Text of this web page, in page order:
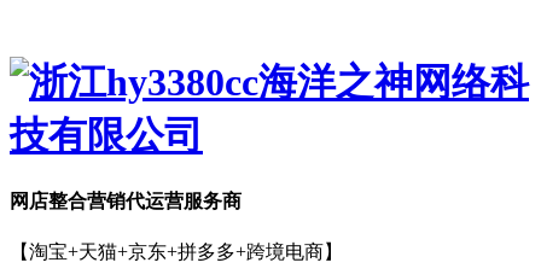
网店整合营销代运营服务商
【淘宝+天猫+京东+拼多多+跨境电商】